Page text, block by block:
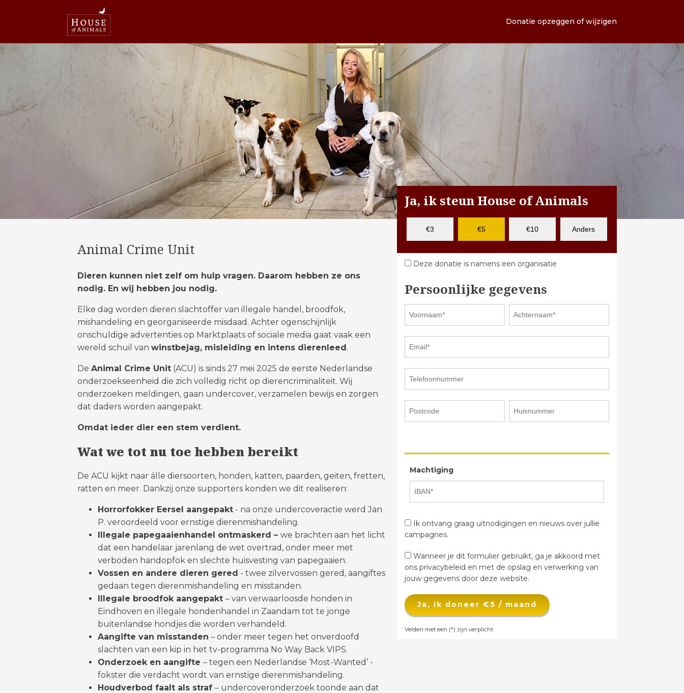
Donatie opzeggen of wijzigen
Animal Crime Unit
Dieren kunnen niet zelf om hulp vragen. Daarom hebben ze ons
nodig. En wij hebben jou nodig.
Elke dag worden dieren slachtoffer van illegale handel, broodfok,
mishandeling en georganiseerde misdaad. Achter ogenschijnlijk
onschuldige advertenties op Marktplaats of sociale media gaat vaak een
wereld schuil van winstbejag, misleiding en intens dierenleed.
De Animal Crime Unit (ACU) is sinds 27 mei 2025 de eerste Nederlandse
onderzoekseenheid die zich volledig richt op dierencriminaliteit. Wij
onderzoeken meldingen, gaan undercover, verzamelen bewijs en zorgen
dat daders worden aangepakt.
Omdat ieder dier een stem verdient.
Wat we tot nu toe hebben bereikt
De ACU kijkt naar álle diersoorten, honden, katten, paarden, geiten, fretten,
ratten en meer. Dankzij onze supporters konden we dit realiseren:
Horrorfokker Eersel aangepakt - na onze undercoveractie werd Jan
P. veroordeeld voor ernstige dierenmishandeling.
Illegale papegaaienhandel ontmaskerd – we brachten aan het licht
dat een handelaar jarenlang de wet overtrad, onder meer met
verboden handopfok en slechte huisvesting van papegaaien.
Vossen en andere dieren gered - twee zilvervossen gered, aangiftes
gedaan tegen dierenmishandeling en misstanden.
Illegale broodfok aangepakt – van verwaarloosde honden in
Eindhoven en illegale hondenhandel in Zaandam tot te jonge
buitenlandse hondjes die worden verhandeld.
Aangifte van misstanden – onder meer tegen het onverdoofd
slachten van een kip in het tv-programma No Way Back VIPS.
Onderzoek en aangifte – tegen een Nederlandse ‘Most-Wanted’ -
fokster die verdacht wordt van ernstige dierenmishandeling.
Houdverbod faalt als straf – undercoveronderzoek toonde aan dat
Ja, ik steun House of Animals
€3 €5 €10 Anders
Deze donatie is namens een organisatie
Persoonlijke gegevens
Machtiging
Ik ontvang graag uitnodigingen en nieuws over jullie
campagnes.
Wanneer je dit formulier gebruikt, ga je akkoord met
ons privacybeleid en met de opslag en verwerking van
jouw gegevens door deze website.
Ja, ik doneer €5 / maand
Velden met een (*) zijn verplicht